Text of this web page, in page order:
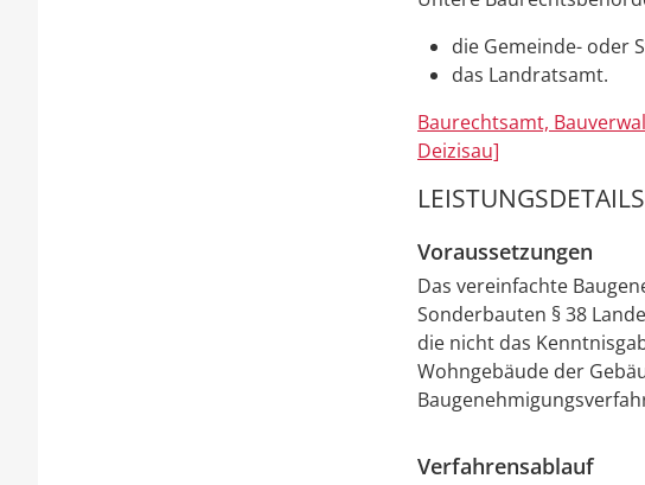
die Gemeinde- oder
das Landratsamt.
Baurechtsamt,
Deizisau]
LEISTUNGSDETAILS
Voraussetzungen
Das vereinfachte
Sonderbauten § 38
die nicht das
Wohngebäude der
Verfahrensablauf